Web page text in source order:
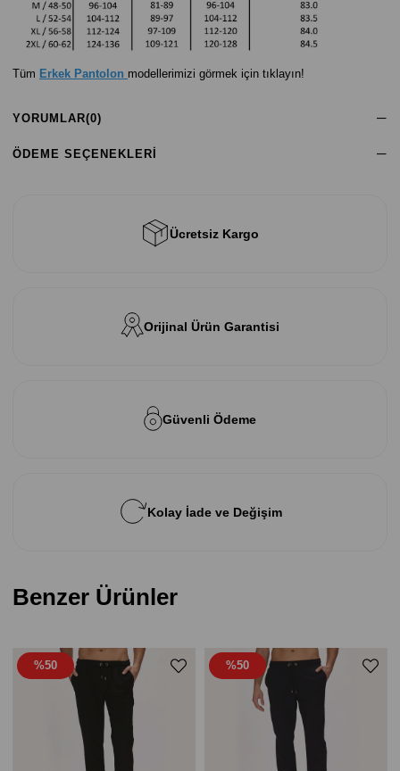
Tüm Erkek Pantolon modellerimizi görmek için tıklayın!
YORUMLAR(0)
ÖDEME SEÇENEKLERI
Ücretsiz Kargo
Orijinal Ürün Garantisi
Güvenli Ödeme
Kolay İade ve Değişim
Benzer Ürünler
%50 %50